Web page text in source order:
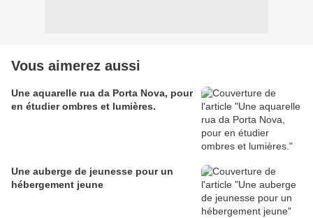
Vous aimerez aussi
Une aquarelle rua da Porta Nova, pour
en étudier ombres et lumières.
Une auberge de jeunesse pour un
hébergement jeune